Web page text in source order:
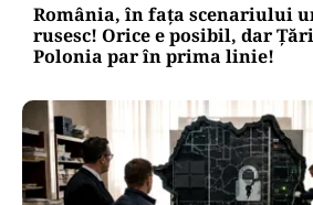
România, în fața scenariului
rusesc! Orice e posibil, dar
Polonia par în prima linie!